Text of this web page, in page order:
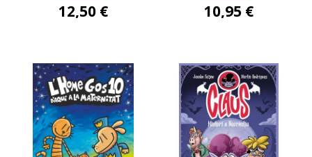
12,50 € 10,95 €